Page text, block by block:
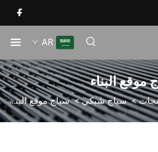
AR
البناء
>سياج شبكي>سياج موقع البناء